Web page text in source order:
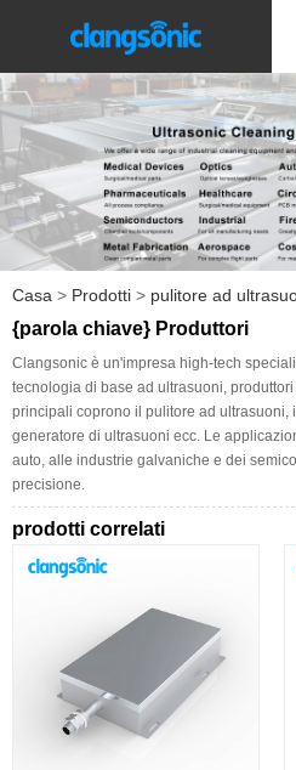
Casa > Prodotti > pulitore ad
{parola chiave} Produttori
Clangsonic è un'impresa high-tech
tecnologia di base ad ultrasuoni,
principali coprono il pulitore ad ultrasuoni,
generatore di ultrasuoni ecc. Le
auto, alle industrie galvaniche e dei
precisione.
prodotti correlati